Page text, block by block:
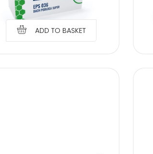
€3.46
ADD TO BASKET